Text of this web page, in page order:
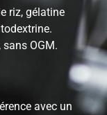
riz, gélatine
OGM.
avec un